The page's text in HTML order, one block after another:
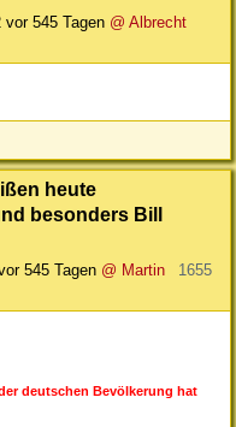
vor 545 Tagen @ Albrecht
heute
besonders Bill
545 Tagen @ Martin
1655
deutschen Bevölkerung hat